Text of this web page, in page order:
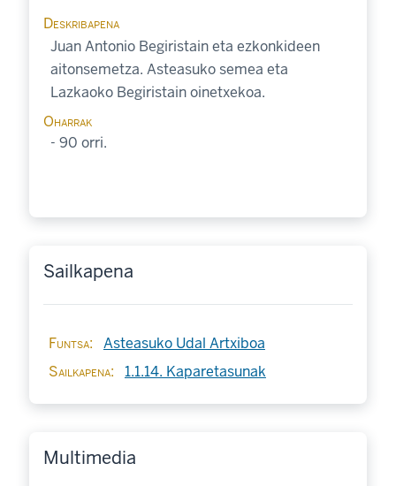
Deskribapena
Juan Antonio Begiristain eta ezkonkideen
aitonsemetza. Asteasuko semea eta
Lazkaoko Begiristain oinetxekoa.
Oharrak
- 90 orri.
Sailkapena
Funtsa
Asteasuko Udal Artxiboa
Sailkapena
1.1.14. Kaparetasunak
Multimedia